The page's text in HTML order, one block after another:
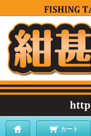
カート